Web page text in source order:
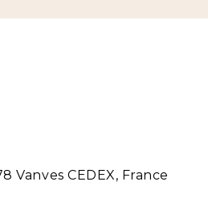
Vanves CEDEX, France